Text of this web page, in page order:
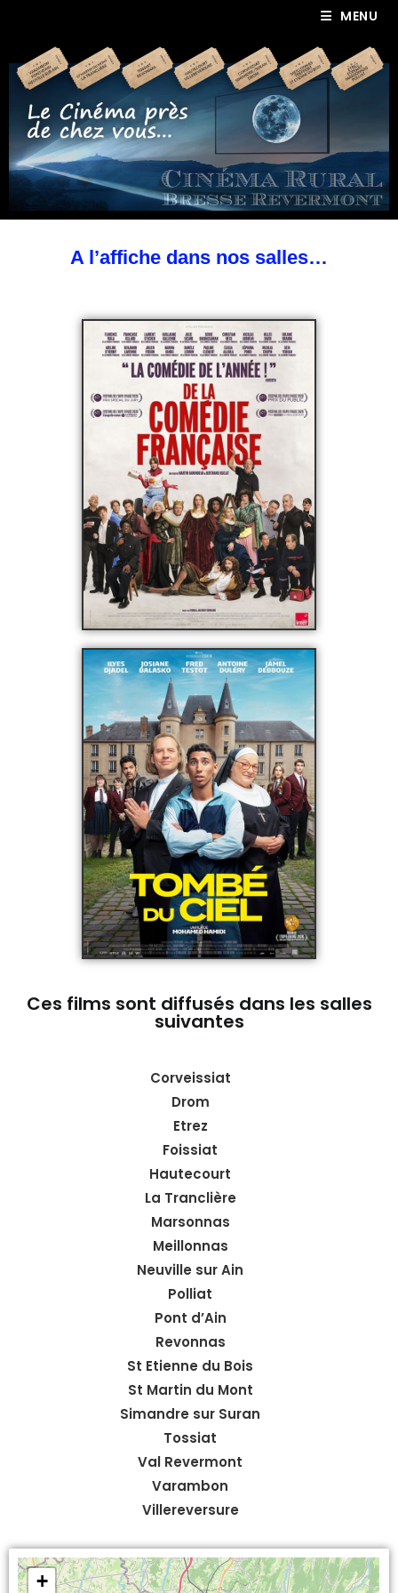
MENU
A l’affiche dans nos salles…
Ces films sont diffusés dans les salles
suivantes
Corveissiat
Drom
Etrez
Foissiat
Hautecourt
La Tranclière
Marsonnas
Meillonnas
Neuville sur Ain
Polliat
Pont d’Ain
Revonnas
St Etienne du Bois
St Martin du Mont
Simandre sur Suran
Tossiat
Val Revermont
Varambon
Villereversure
+